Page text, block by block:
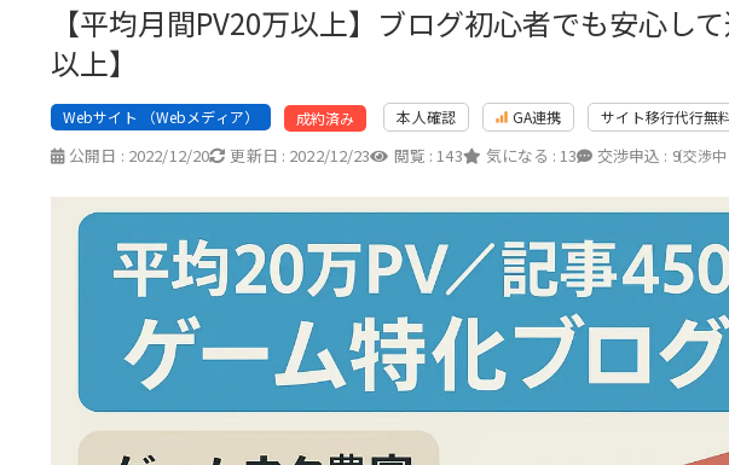
【平均月間PV20万以上】ブログ初心者でも安心し
以上】
Webサイト （Webメディア） 成約済み 本人確認 GA連携 サイト移行代行無
公開日 : 2022/12/20 更新日 : 2022/12/23 閲覧 :143 気になる : 13 交渉申込 : 9
（交渉中